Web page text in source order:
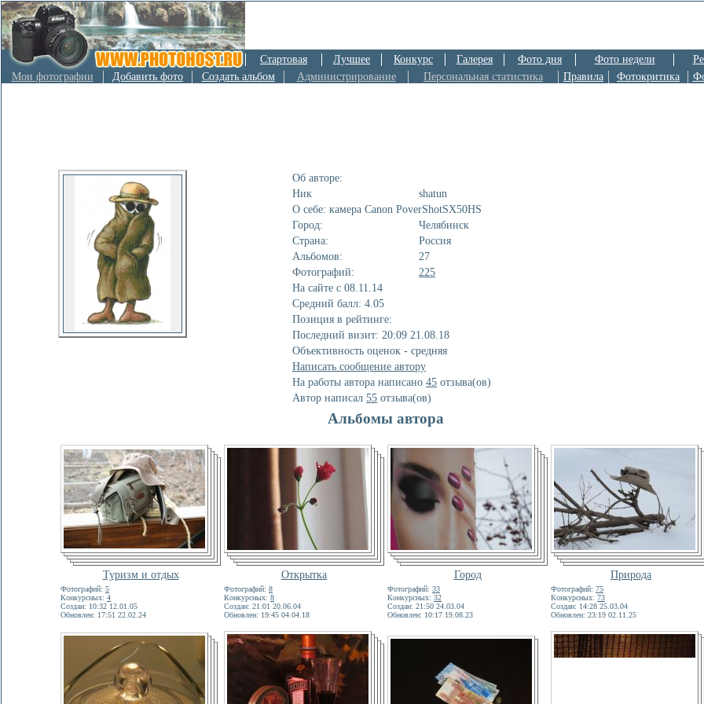
Стартовая Лучшее Конкурс Галерея Фото дня Фото недели
Мои фотографии
Добавить фото Создать альбом Администрирование Персональная статистика Правила Фотокритика
Об авторе:
Ник
shatun
О себе: камера Canon PoverShotSX50HS
Город:
Челябинск
Страна:
Россия
Альбомов:
27
Фотографий:
225
На сайте с 08.11.14
Cредний балл: 4.05
Позиция в рейтинге:
Последний визит: 20:09 21.08.18
Объективность оценок - средняя
Написать сообщение автору
На работы автора написано 45 отзывa(ов)
Автор написал 55 отзывa(ов)
Альбомы автора
Туризм и отдых Открытка Город Природа
Фотографий: 5
Конкурсных: 4
Создан: 10:32 12.01.05
Обновлен: 17:51 22.02.24
Фотографий: 8
Конкурсных: 8
Создан: 21:01 20.06.04
Обновлен: 19:45 04.04.18
Фотографий: 33
Конкурсных: 32
Создан: 21:50 24.03.04
Обновлен: 10:17 19.08.23
Фотографий: 75
Конкурсных: 73
Создан: 14:28 25.03.04
Обновлен: 23:19 02.11.25